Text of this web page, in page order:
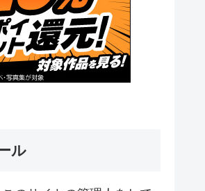
ル